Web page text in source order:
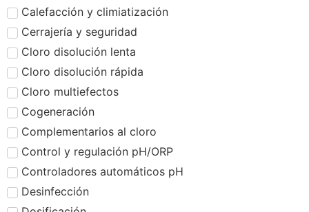
Calefacción y climiatización
Cerrajería y seguridad
Cloro disolución lenta
Cloro disolución rápida
Cloro multiefectos
Cogeneración
Complementarios al cloro
Control y regulación pH/ORP
Controladores automáticos pH
Desinfección